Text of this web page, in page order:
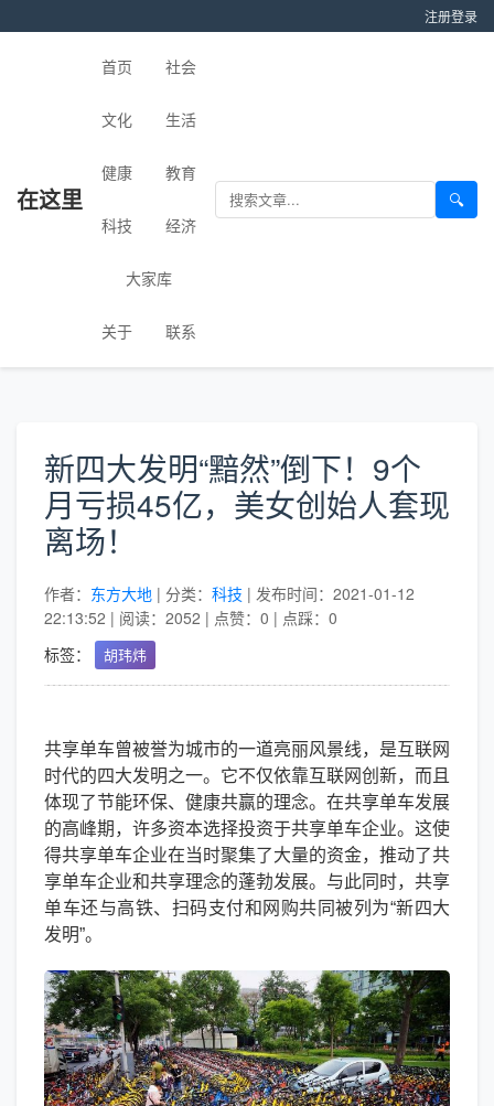
注册登录
在这里
首页 社会
文化 生活
健康 教育
科技 经济
大家库
关于 联系
🔍
新四大发明“黯然”倒下！9个
月亏损45亿，美女创始人套现
离场！
作者： 东方大地 | 分类： 科技 | 发布时间：2021-01-12
22:13:52 | 阅读：2052 | 点赞：0 | 点踩：0
标签：
胡玮炜
共享单车曾被誉为城市的一道亮丽风景线，是互联网
时代的四大发明之一。它不仅依靠互联网创新，而且
体现了节能环保、健康共赢的理念。在共享单车发展
的高峰期，许多资本选择投资于共享单车企业。这使
得共享单车企业在当时聚集了大量的资金，推动了共
享单车企业和共享理念的蓬勃发展。与此同时，共享
单车还与高铁、扫码支付和网购共同被列为“新四大
发明”。